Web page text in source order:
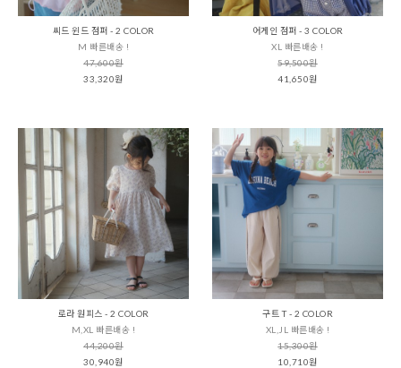
씨드 윈드 점퍼 - 2 COLOR
M 빠른배송 !
47,600원
33,320원
어게인 점퍼 - 3 COLOR
XL 빠른배송 !
59,500원
41,650원
로라 원피스 - 2 COLOR
M,XL 빠른배송 !
44,200원
30,940원
구트 T - 2 COLOR
XL,JL 빠른배송 !
15,300원
10,710원